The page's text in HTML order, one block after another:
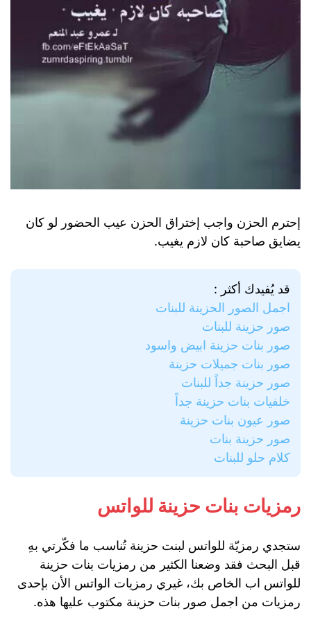
إحترم الحزن واجب إختراق الحزن عيب الحضور لو كان
يضايق صاحبة كان لازم يغيب.
قد يُفيدك أكثر :
اجمل الصور الحزينة للبنات
صور حزينة للبنات
صور بنات حزينة ابيض واسود
صور بنات جميلات حزينة
صور حزينة جداً للبنات
خلفيات بنات حزينة جداً
صور عيون بنات حزينة
صور حزينة بنات
كلام حلو للبنات
رمزيات بنات حزينة للواتس
ستجدي رمزيّة للواتس لبنت حزينة تُناسب ما فكّرتي بهِ
قبل البحث فقد وضعنا الكثير من رمزيات بنات حزينة
للواتس اب الخاص بك، غيري رمزيات الواتس الأن بإحدى
رمزيات من اجمل صور بنات حزينة مكتوب عليها هذه.